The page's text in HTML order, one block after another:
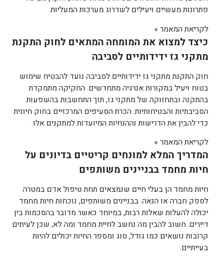
פתרונות מעשיים ויעילים לשדרוג מערכות המעליות.
לקריאת המאמר »
כיצד למצוא את המומחה המתאים לחוק התקנת
מתקני גז ידידותיים לסביבה
חוק התקנת מתקני גז ידידותיים לסביבה נועד להבטיח שימוש
בטוח ויעיל במקורות אנרגיה מתחדשים. החקיקה מתמקדת
בהתקנה ובתחזוקה של מתקני גז, תוך התחשבות בהשפעות
הסביבתיות והבטיחותיות. הכרת הסעיפים המרכזיים בחוק חיונית
כדי להבין את הדרישות וההנחיות המיועדות למתקנים אלו.
לקריאת המאמר »
המדריך המלא למונחים קריטיים בדיונים על
חיות מחמד בבניינים משותפים
חיות מחמד הן בעלי חיים שנמצאים תחת טיפול אדם במטרה
לספק חברה או הנאה. בבניינים משותפים, נוכחות חיות מחמד
יכולה להעלות שאלות רבות, במיוחד כאשר מדובר בהסכמות בין
דיירים. חשוב להבין מה נחשב לחיית מחמד ומה לא, שכן לעיתים
קרובות נושאים כמו גודל, סוג ומספר החיות יכולים להיות
בעייתיים.